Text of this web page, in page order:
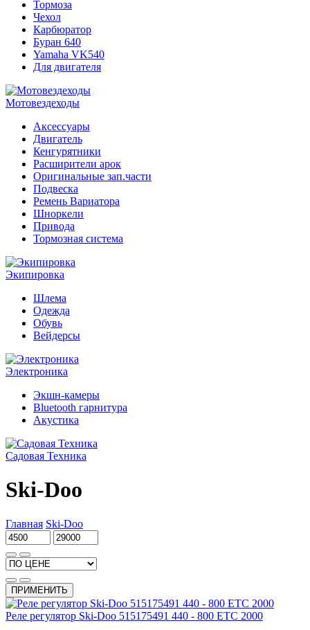
Тормоза
Чехол
Карбюратор
Буран 640
Yamaha VK540
Для двигателя
Мотовездеходы
Аксессуары
Двигатель
Кенгурятники
Расширители арок
Оригинальные зап.части
Подвеска
Ремень Вариатора
Шноркели
Привода
Тормозная система
Экипировка
Шлема
Одежда
Обувь
Вейдерсы
Электроника
Экшн-камеры
Bluetooth гарнитура
Акустика
Садовая Техника
Ski-Doo
Главная Ski-Doo
ПРИМЕНИТЬ
Реле регулятор Ski-Doo 515175491 440 - 800 ETC 2000